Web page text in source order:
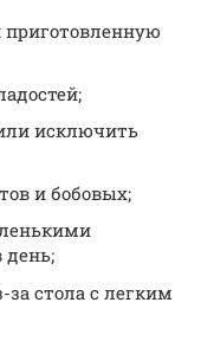
исключить
и бобовых;
день;
за стола с легким